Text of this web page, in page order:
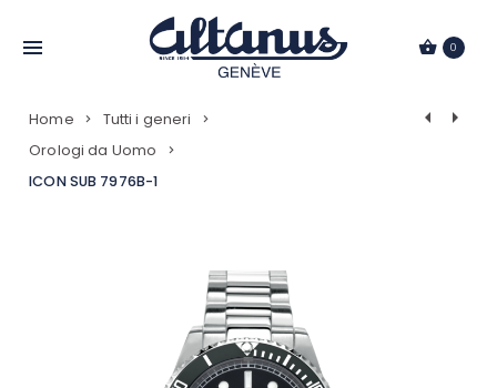
0
Home
Tutti i generi
Orologi da Uomo
ICON SUB 7976B-1